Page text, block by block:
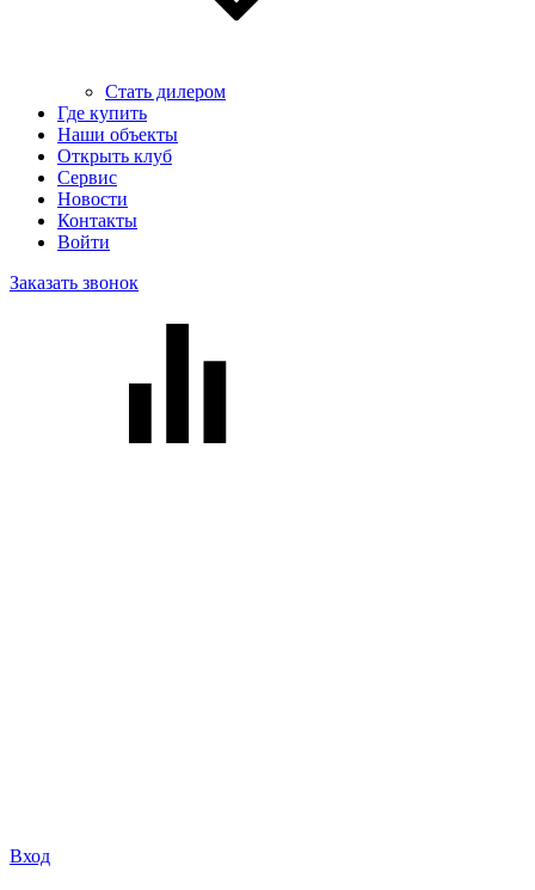
Стать дилером
Где купить
Наши объекты
Открыть клуб
Сервис
Новости
Контакты
Войти
Заказать звонок
Вход